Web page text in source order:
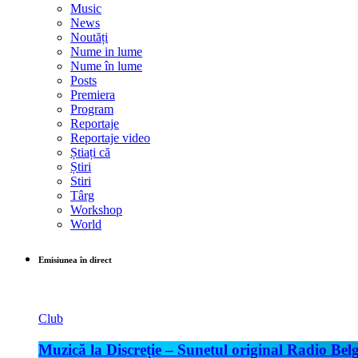
Music
News
Noutăți
Nume in lume
Nume în lume
Posts
Premiera
Program
Reportaje
Reportaje video
Știați că
Știri
Stiri
Târg
Workshop
World
Emisiunea în direct
Club
Muzică la Discreție – Sunetul original Radio